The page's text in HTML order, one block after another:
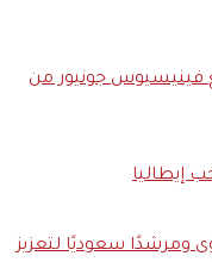
فينيسيوس جونيور من
إيطاليا
45 صانع محتوى ومرشدًا سعوديًا لتعزيز